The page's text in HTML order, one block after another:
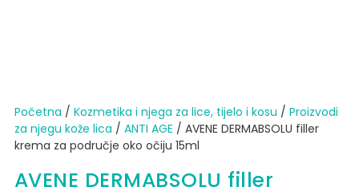
Početna / Kozmetika i njega za lice, tijelo i kosu / Proizvodi
za njegu kože lica / ANTI AGE / AVENE DERMABSOLU filler
krema za područje oko očiju 15ml
AVENE DERMABSOLU filler